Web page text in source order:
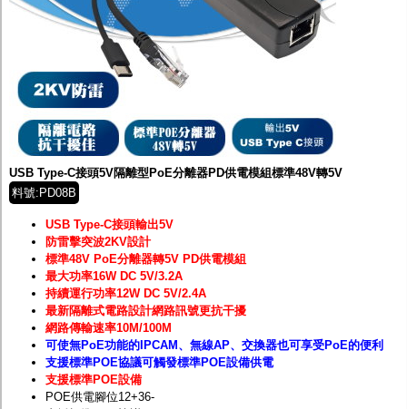
USB Type-C接頭5V隔離型PoE分離器PD供電模組標準48V轉5V
料號:PD08B
USB Type-C接頭輸出5V
防雷擊突波2KV設計
標準48V PoE分離器轉5V PD供電模組
最大功率16W DC 5V/3.2A
持續運行功率12W DC 5V/2.4A
最新隔離式電路設計網路訊號更抗干擾
網路傳輸速率10M/100M
可使無PoE功能的IPCAM、無線AP、交換器也可享受PoE的便利
支援標準POE協議可觸發標準POE設備供電
支援標準POE設備
POE供電腳位12+36-